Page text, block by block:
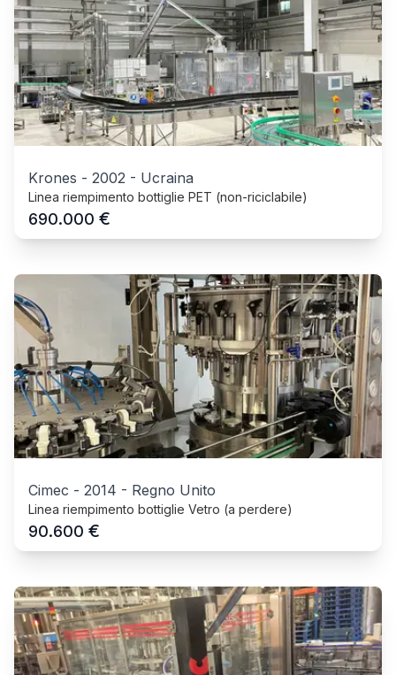
Krones - 2002 - Ucraina
Linea riempimento bottiglie PET (non-riciclabile)
690.000 €
Cimec - 2014 - Regno Unito
Linea riempimento bottiglie Vetro (a perdere)
90.600 €